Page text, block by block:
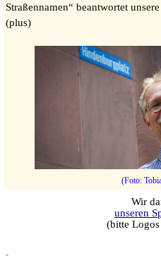
Straßennamen“ beantwortet
(plus)
(Foto:
Wir
unseren
(bitte